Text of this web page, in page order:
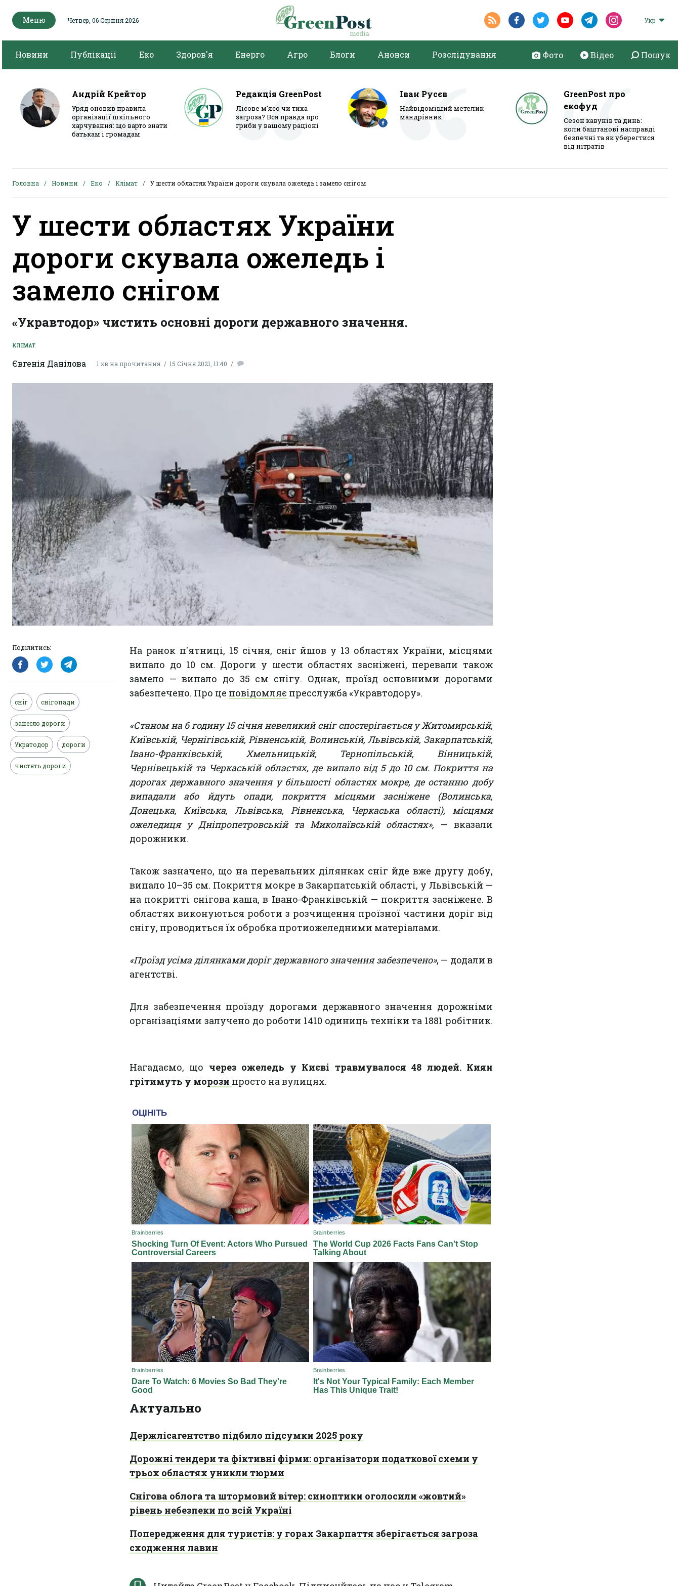
Меню Четвер, 06 Серпня 2026 Укр
Новини Публікації Еко Здоров'я Енерго Агро Блоги Анонси Розслідування Фото Відео Пошук
Андрій Крейтор
Уряд оновив правила
організації шкільного
харчування: що варто знати
батькам і громадам
Редакція GreenPost
Лісове м’ясо чи тиха
загроза? Вся правда про
гриби у вашому раціоні
Іван Русєв
Найвідоміший метелик-
мандрівник
GreenPost про
екофуд
Сезон кавунів та динь:
коли баштанові насправді
безпечні та як уберегтися
від нітратів
Головна Новини Еко Клімат У шести областях України дороги скувала ожеледь і замело снігом
У шести областях України
дороги скувала ожеледь і
замело снігом
«Укравтодор» чистить основні дороги державного значення.
КЛІМАТ
Євгенія Данілова 1 хв на прочитання 15 Січня 2021, 11:40
Поділитись:
сніг снігопади
занесло дороги
Укратодор дороги
чистять дороги
На ранок п'ятниці, 15 січня, сніг йшов у 13 областях України, місцями
випало до 10 см. Дороги у шести областях засніжені, перевали також
замело — випало до 35 см снігу. Однак, проїзд основними дорогами
забезпечено. Про це повідомляє пресслужба «Укравтодору».
«Станом на 6 годину 15 січня невеликий сніг спостерігається у Житомирській,
Київській, Чернігівській, Рівненській, Волинській, Львівській, Закарпатській,
Івано-Франківській, Хмельницькій, Тернопільській, Вінницькій,
Чернівецькій та Черкаській областях, де випало від 5 до 10 см. Покриття на
дорогах державного значення у більшості областях мокре, де останню добу
випадали або йдуть опади, покриття місцями засніжене (Волинська,
Донецька, Київська, Львівська, Рівненська, Черкаська області), місцями
ожеледиця у Дніпропетровській та Миколаївській областях», — вказали
дорожники.
Також зазначено, що на перевальних ділянках сніг йде вже другу добу,
випало 10–35 см. Покриття мокре в Закарпатській області, у Львівській —
на покритті снігова каша, в Івано-Франківській — покриття засніжене. В
областях виконуються роботи з розчищення проїзної частини доріг від
снігу, проводиться їх обробка протиожеледними матеріалами.
«Проїзд усіма ділянками доріг державного значення забезпечено», — додали в
агентстві.
Для забезпечення проїзду дорогами державного значення дорожніми
організаціями залучено до роботи 1410 одиниць техніки та 1881 робітник.
Нагадаємо, що через ожеледь у Києві травмувалося 48 людей. Киян
грітимуть у морози просто на вулицях.
Актуально
Держлісагентство підбило підсумки 2025 року
Дорожні тендери та фіктивні фірми: організатори податкової схеми у
трьох областях уникли тюрми
Снігова облога та штормовий вітер: синоптики оголосили «жовтий»
рівень небезпеки по всій Україні
Попередження для туристів: у горах Закарпаття зберігається загроза
сходження лавин